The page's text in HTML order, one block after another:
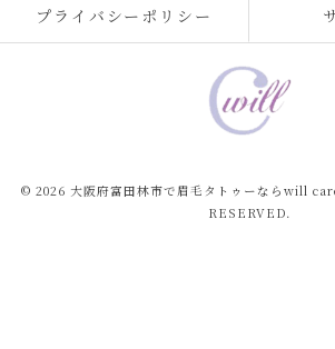
プライバシーポリシー
© 2026 大阪府富田林市で眉毛タトゥーならwill
RESERVED.